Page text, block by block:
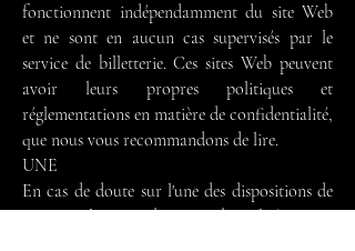
fonctionnent indépendamment du site Web
et ne sont en aucun cas supervisés par le
service de billetterie. Ces sites Web peuvent
avoir leurs propres politiques et
réglementations en matière de confidentialité,
que nous vous recommandons de lire.
UNE
En cas de doute sur l'une des dispositions de
cette politique de confidentialité, nous